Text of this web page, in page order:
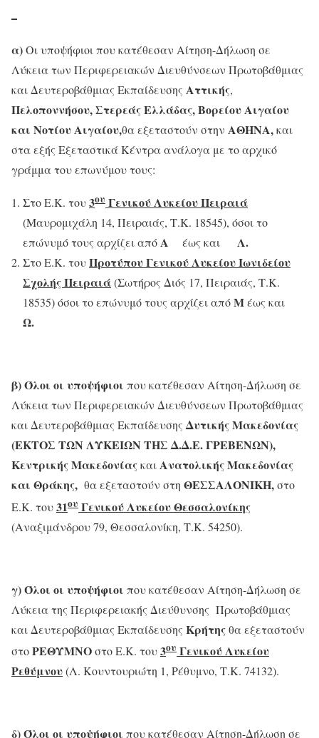
α)Οι υποψήφιοι που κατέθεσαν Αίτηση-Δήλωση σε
Λύκεια των Περιφερειακών Διευθύνσεων Πρωτοβάθμιας
και Δευτεροβάθμιας Εκπαίδευσης Αττικής,
Πελοποννήσου, Στερεάς Ελλάδας, Βορείου Αιγαίου
και Νοτίου Αιγαίου,θα εξεταστούν στην ΑΘΗΝΑ,και
στα εξής Εξεταστικά Κέντρα ανάλογα με το αρχικό
γράμμα του επωνύμου τους:
Στο Ε.Κ. του3ου Γενικού Λυκείου Πειραιά
(Μαυρομιχάλη 14, Πειραιάς, Τ.Κ. 18545), όσοι το
επώνυμό τους αρχίζει απόΑ έως και Λ.
Στο Ε.Κ. τουΠροτύπου Γενικού Λυκείου Ιωνιδείου
Σχολής Πειραιά(Σωτήρος Διός 17, Πειραιάς, Τ.Κ.
18535) όσοι το επώνυμό τους αρχίζει απόΜέως και
Ω.
β)Όλοι οι υποψήφιοι που κατέθεσαν Αίτηση-Δήλωση σε
Λύκεια των Περιφερειακών Διευθύνσεων Πρωτοβάθμιας
και Δευτεροβάθμιας ΕκπαίδευσηςΔυτικής Μακεδονίας
(ΕΚΤΟΣ ΤΩΝ ΛΥΚΕΙΩΝ ΤΗΣ Δ.Δ.Ε. ΓΡΕΒΕΝΩΝ),
Κεντρικής ΜακεδονίαςκαιΑνατολικής Μακεδονίας
και Θράκης, θα εξεταστούν στη ΘΕΣΣΑΛΟΝΙΚΗ,στο
Ε.Κ. του31ου Γενικού Λυκείου Θεσσαλονίκης
(Αναξιμάνδρου 79, Θεσσαλονίκη, Τ.Κ. 54250).
γ)Όλοι οι υποψήφιοι που κατέθεσαν Αίτηση-Δήλωση σε
Λύκεια της Περιφερειακής Διεύθυνσης Πρωτοβάθμιας
και Δευτεροβάθμιας Εκπαίδευσης Κρήτηςθα εξεταστούν
στοΡΕΘΥΜΝΟστο Ε.Κ. του3ου Γενικού Λυκείου
Ρεθύμνου(Λ. Κουντουριώτη 1, Ρέθυμνο, Τ.Κ. 74132).
δ)Όλοι οι υποψήφιοι που κατέθεσαν Αίτηση-Δήλωση σε